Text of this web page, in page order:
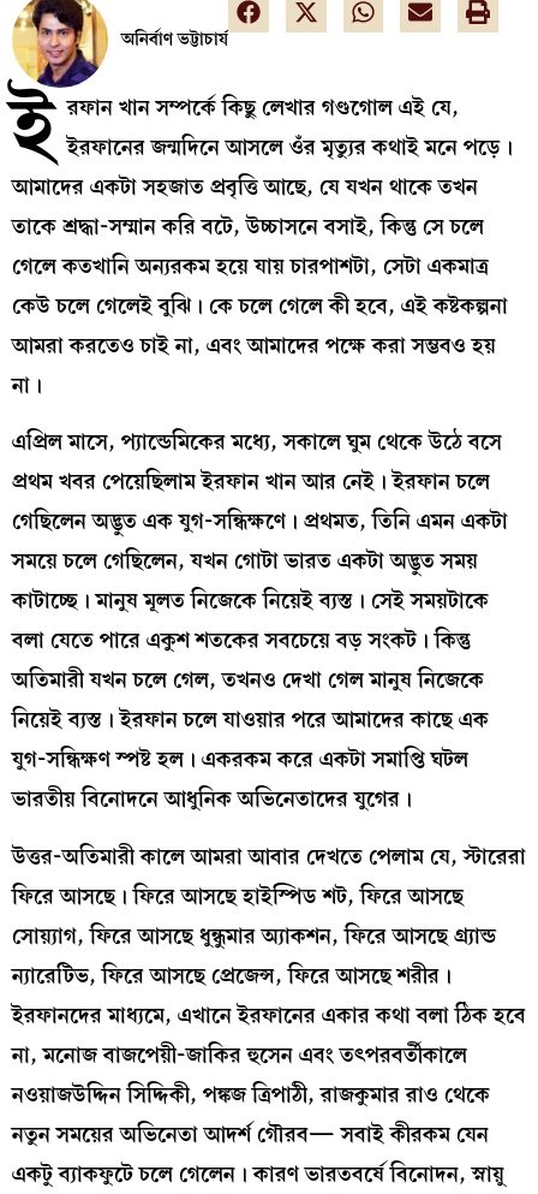
অনির্বাণ ভট্টাচার্য
ই রফান খান সম্পর্কে কিছু লেখার গণ্ডগোল এই যে,
ইরফানের জন্মদিনে আসলে ওঁর মৃত্যুর কথাই মনে পড়ে।
আমাদের একটা সহজাত প্রবৃত্তি আছে, যে যখন থাকে তখন
তাকে শ্রদ্ধা-সম্মান করি বটে, উচ্চাসনে বসাই, কিন্তু সে চলে
গেলে কতখানি অন্যরকম হয়ে যায় চারপাশটা, সেটা একমাত্র
কেউ চলে গেলেই বুঝি। কে চলে গেলে কী হবে, এই কষ্টকল্পনা
আমরা করতেও চাই না, এবং আমাদের পক্ষে করা সম্ভবও হয়
না।
এপ্রিল মাসে, প্যান্ডেমিকের মধ্যে, সকালে ঘুম থেকে উঠে বসে
প্রথম খবর পেয়েছিলাম ইরফান খান আর নেই। ইরফান চলে
গেছিলেন অদ্ভুত এক যুগ-সন্ধিক্ষণে। প্রথমত, তিনি এমন একটা
সময়ে চলে গেছিলেন, যখন গোটা ভারত একটা অদ্ভুত সময়
কাটাচ্ছে। মানুষ মূলত নিজেকে নিয়েই ব্যস্ত। সেই সময়টাকে
বলা যেতে পারে একুশ শতকের সবচেয়ে বড় সংকট। কিন্তু
অতিমারী যখন চলে গেল, তখনও দেখা গেল মানুষ নিজেকে
নিয়েই ব্যস্ত। ইরফান চলে যাওয়ার পরে আমাদের কাছে এক
যুগ-সন্ধিক্ষণ স্পষ্ট হল। একরকম করে একটা সমাপ্তি ঘটল
ভারতীয় বিনোদনে আধুনিক অভিনেতাদের যুগের।
উত্তর-অতিমারী কালে আমরা আবার দেখতে পেলাম যে, স্টারেরা
ফিরে আসছে। ফিরে আসছে হাইস্পিড শট, ফিরে আসছে
সোয়্যাগ, ফিরে আসছে ধুন্ধুমার অ্যাকশন, ফিরে আসছে গ্র্যান্ড
ন্যারেটিভ, ফিরে আসছে প্রেজেন্স, ফিরে আসছে শরীর।
ইরফানদের মাধ্যমে, এখানে ইরফানের একার কথা বলা ঠিক হবে
না, মনোজ বাজপেয়ী-জাকির হুসেন এবং তৎপরবর্তীকালে
নওয়াজউদ্দিন সিদ্দিকী, পঙ্কজ ত্রিপাঠী, রাজকুমার রাও থেকে
নতুন সময়ের অভিনেতা আদর্শ গৌরব— সবাই কীরকম যেন
একটু ব্যাকফুটে চলে গেলেন। কারণ ভারতবর্ষে বিনোদন, স্নায়ু